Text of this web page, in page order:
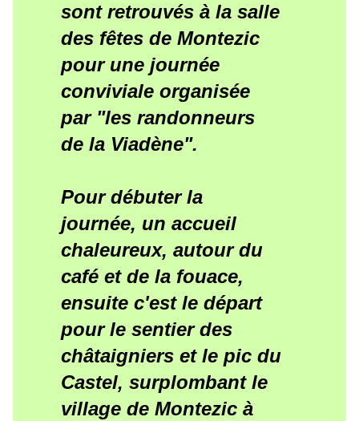
sont retrouvés à la salle
des fêtes de Montezic
pour une journée
conviviale organisée
par "les randonneurs
de la Viadène".
Pour débuter la
journée, un accueil
chaleureux, autour du
café et de la fouace,
ensuite c'est le départ
pour le sentier des
châtaigniers et le pic du
Castel, surplombant le
village de Montezic à